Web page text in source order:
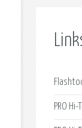
PRO